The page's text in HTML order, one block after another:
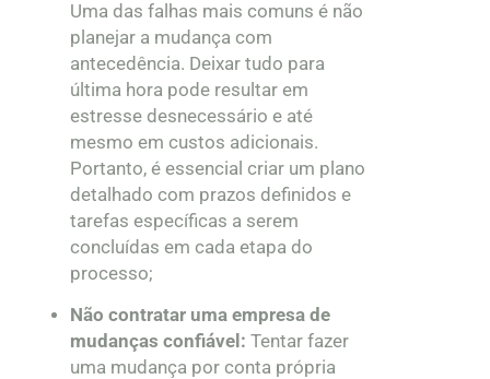
Uma das falhas mais comuns é não
planejar a mudança com
antecedência. Deixar tudo para
última hora pode resultar em
estresse desnecessário e até
mesmo em custos adicionais.
Portanto, é essencial criar um plano
detalhado com prazos definidos e
tarefas específicas a serem
concluídas em cada etapa do
processo;
Não contratar uma empresa de
mudanças confiável: Tentar fazer
uma mudança por conta própria